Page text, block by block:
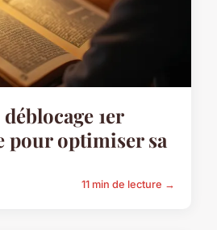
1er
pour optimiser sa
11 min de lecture →